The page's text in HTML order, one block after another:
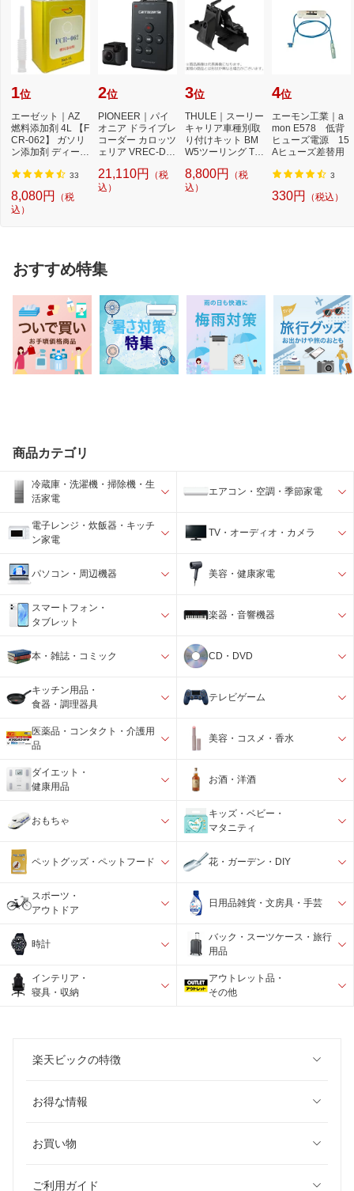
1位
エーゼット｜AZ
燃料添加剤 4L 【F
CR-062】 ガソリ
ン添加剤 ディーゼ
33
8,080円
（税
込）
2位
PIONEER｜パイ
オニア ドライブレ
コーダー カロッツ
ェリア VREC-DS
0万...
21,110円
（税
込）
3位
THULE｜スーリー
キャリア車種別取
り付けキット BM
W5ツーリング TH
8,800円
（税
込）
4位
エーモン工業｜a
mon E578 低背
ヒューズ電源 15
Aヒューズ差替用
3
330円 （税込）
おすすめ特集
商品カテゴリ
冷蔵庫・洗濯機・掃除機・生
活家電
エアコン・空調・季節家電
電子レンジ・炊飯器・キッチ
ン家電
TV・オーディオ・カメラ
パソコン・周辺機器 美容・健康家電
スマートフォン・
タブレット
楽器・音響機器
本・雑誌・コミック CD・DVD
キッチン用品・
食器・調理器具
テレビゲーム
医薬品・コンタクト・介護用
品
美容・コスメ・香水
ダイエット・
健康用品
お酒・洋酒
おもちゃ
キッズ・ベビー・
マタニティ
ペットグッズ・ペットフード 花・ガーデン・DIY
スポーツ・
アウトドア
日用品雑貨・文房具・手芸
時計
バック・スーツケース・旅行
用品
インテリア・
寝具・収納
アウトレット品・
その他
楽天ビックの特徴
お得な情報
お買い物
ご利用ガイド